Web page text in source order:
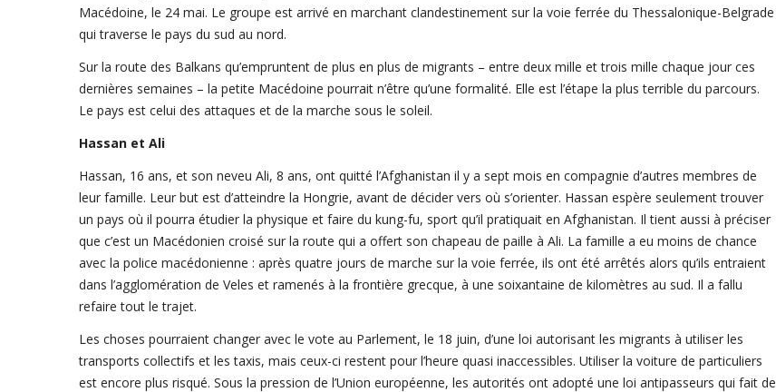
Macédoine, le 24 mai. Le groupe est arrivé en marchant clandestinement sur la voie ferrée du Thessalonique-Belgrade
qui traverse le pays du sud au nord.
Sur la route des Balkans qu’empruntent de plus en plus de migrants – entre deux mille et trois mille chaque jour ces
dernières semaines – la petite Macédoine pourrait n’être qu’une formalité. Elle est l’étape la plus terrible du parcours.
Le pays est celui des attaques et de la marche sous le soleil.
Hassan et Ali
Hassan, 16 ans, et son neveu Ali, 8 ans, ont quitté l’Afghanistan il y a sept mois en compagnie d’autres membres de
leur famille. Leur but est d’atteindre la Hongrie, avant de décider vers où s’orienter. Hassan espère seulement trouver
un pays où il pourra étudier la physique et faire du kung-fu, sport qu’il pratiquait en Afghanistan. Il tient aussi à préciser
que c’est un Macédonien croisé sur la route qui a offert son chapeau de paille à Ali. La famille a eu moins de chance
avec la police macédonienne : après quatre jours de marche sur la voie ferrée, ils ont été arrêtés alors qu’ils entraient
dans l’agglomération de Veles et ramenés à la frontière grecque, à une soixantaine de kilomètres au sud. Il a fallu
refaire tout le trajet.
Les choses pourraient changer avec le vote au Parlement, le 18 juin, d’une loi autorisant les migrants à utiliser les
transports collectifs et les taxis, mais ceux-ci restent pour l’heure quasi inaccessibles. Utiliser la voiture de particuliers
est encore plus risqué. Sous la pression de l’Union européenne, les autorités ont adopté une loi antipasseurs qui fait de